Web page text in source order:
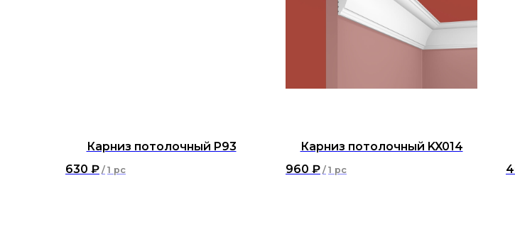
Карниз потолочный P93
630 ₽ / 1 pc
Карниз потолочный KX014
960 ₽ / 1 pc